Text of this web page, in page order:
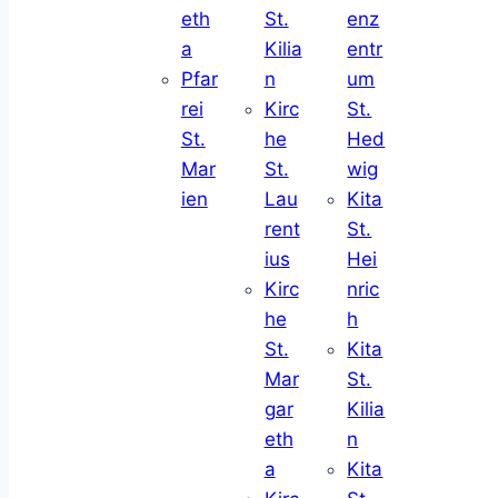
eth
a
Pfar
rei
St.
Mar
ien
St.
Kilia
n
Kirc
he
St.
Lau
rent
ius
Kirc
he
St.
Mar
gar
eth
a
enz
entr
um
St.
Hed
wig
Kita
St.
Hei
nric
h
Kita
St.
Kilia
n
Kita